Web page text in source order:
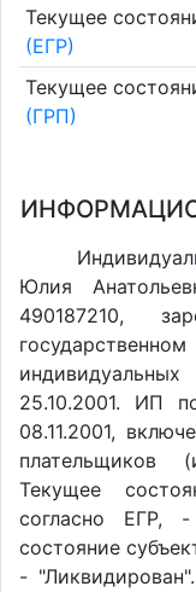
Текущее
(ЕГР)
Текущее
(ГРП)
Юлия
490187210,
25.10.2001. ИП
08.11.2001,
плательщиков
Текущее
согласно ЕГР,
состояние
-